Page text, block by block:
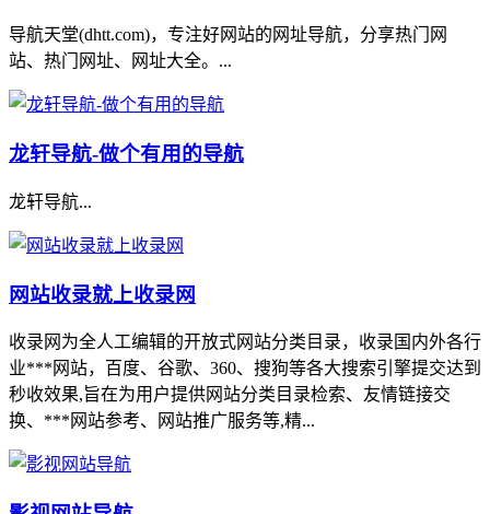
导航天堂(dhtt.com)，专注好网站的网址导航，分享热门网
站、热门网址、网址大全。...
龙轩导航-做个有用的导航
龙轩导航...
网站收录就上收录网
收录网为全人工编辑的开放式网站分类目录，收录国内外各行
业***网站，百度、谷歌、360、搜狗等各大搜索引擎提交达到
秒收效果,旨在为用户提供网站分类目录检索、友情链接交
换、***网站参考、网站推广服务等,精...